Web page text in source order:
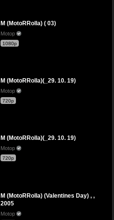
M (MotoRRolla) ( 03)
Motop
1080p
M (MotoRRolla)(_29. 10. 19)
Motop
720p
M (MotoRRolla)(_29. 10. 19)
Motop
720p
M (MotoRRolla) (Valentines Day) , ,
2005
Motop